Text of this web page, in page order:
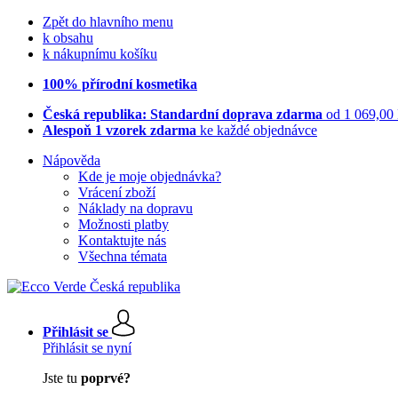
Zpět do hlavního menu
k obsahu
k nákupnímu košíku
100% přírodní kosmetika
Česká republika: Standardní doprava zdarma od 1 069,00
Alespoň 1 vzorek zdarma ke každé objednávce
Nápověda
Kde je moje objednávka?
Vrácení zboží
Náklady na dopravu
Možnosti platby
Kontaktujte nás
Všechna témata
Přihlásit se
Přihlásit se nyní
Jste tu poprvé?